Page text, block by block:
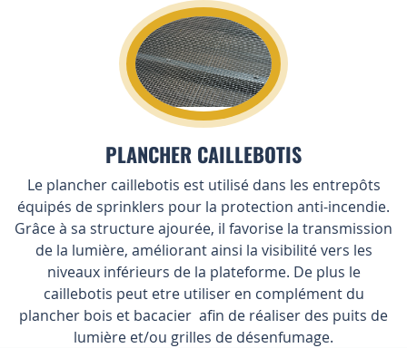
PLANCHER CAILLEBOTIS
Le plancher caillebotis est utilisé dans les entrepôts
équipés de sprinklers pour la protection anti-incendie.
Grâce à sa structure ajourée, il favorise la transmission
de la lumière, améliorant ainsi la visibilité vers les
niveaux inférieurs de la plateforme. De plus le
caillebotis peut etre utiliser en complément du
plancher bois et bacacier afin de réaliser des puits de
lumière et/ou grilles de désenfumage.